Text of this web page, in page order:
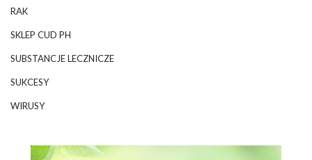
RAK
SKLEP CUD PH
SUBSTANCJE LECZNICZE
SUKCESY
WIRUSY